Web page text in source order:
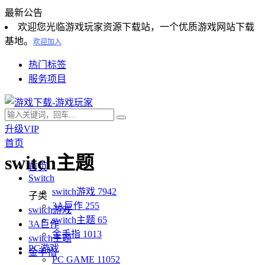
最新公告
欢迎您光临游戏玩家资源下载站，一个优质游戏网站下载
基地。
欢迎加入
热门标签
服务项目
升级VIP
首页
首页
Switch
switch游戏 7942
3A巨作 255
switch主题 65
金手指 1013
PC游戏
PC GAME 11052
switch主题
子类
switch游戏
3A巨作
switch主题
金手指